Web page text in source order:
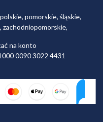
pomorskie, śląskie,
zachodniopomorskie,
na konto
0090 3022 4431